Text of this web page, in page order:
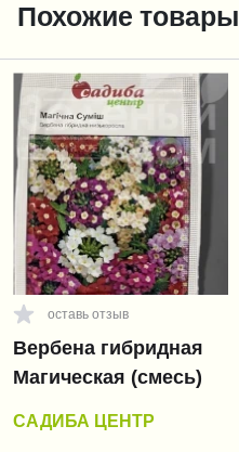
Похожие товары
оставь отзыв
Вербена гибридная
Магическая (смесь)
САДИБА ЦЕНТР